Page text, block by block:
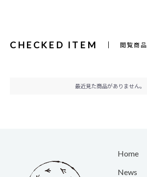
CHECKED ITEM 閲覧商品
最近見た商品がありません。
Home
News